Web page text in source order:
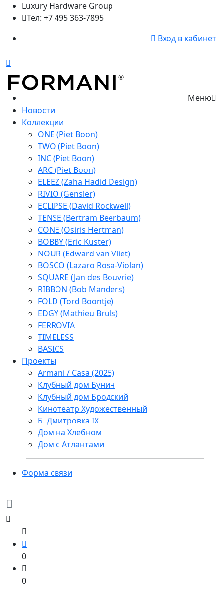
Luxury Hardware Group
Тел: +7 495 363-7895
Вход в кабинет
Меню
Новости
Коллекции
ONE (Piet Boon)
TWO (Piet Boon)
INC (Piet Boon)
ARC (Piet Boon)
ELEEZ (Zaha Hadid Design)
RIVIO (Gensler)
ECLIPSE (David Rockwell)
TENSE (Bertram Beerbaum)
CONE (Osiris Hertman)
BOBBY (Eric Kuster)
NOUR (Edward van Vliet)
BOSCO (Lazaro Rosa-Violan)
SQUARE (Jan des Bouvrie)
RIBBON (Bob Manders)
FOLD (Tord Boontje)
EDGY (Mathieu Bruls)
FERROVIA
TIMELESS
BASICS
Проекты
Armani / Casa (2025)
Клубный дом Бунин
Клубный дом Бродский
Кинотеатр Художественный
Б. Дмитровка IX
Дом на Хлебном
Дом с Атлантами
Форма связи
0
0